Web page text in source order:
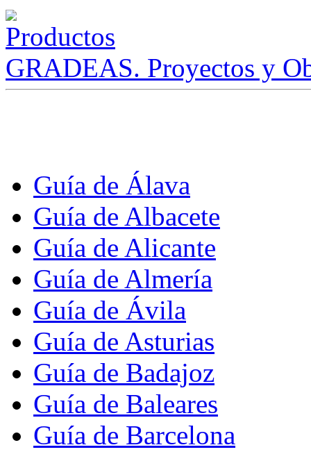
GRADEAS. Proyectos y
Guía de Álava
Guía de Albacete
Guía de Alicante
Guía de Almería
Guía de Ávila
Guía de Asturias
Guía de Badajoz
Guía de Baleares
Guía de Barcelona